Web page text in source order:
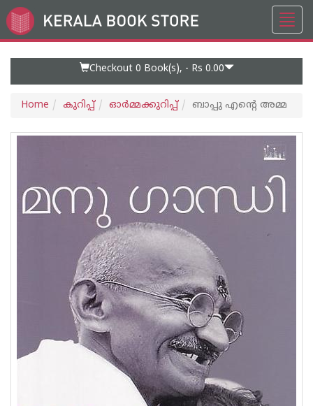
Go
to
Checkout 0 Book(s), - Rs 0.00
Home കുറിപ്പ്‌ ഓര്‍മ്മക്കുറിപ്പ്‌ ബാപ്പു എന്റെ അമ്മ